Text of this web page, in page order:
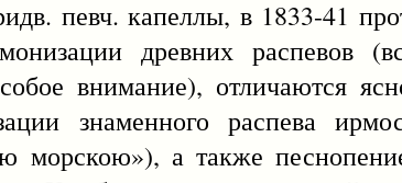
певч. капеллы, в 1833-41
древних
внимание), отличаются
знаменного распева
морскою»), а также